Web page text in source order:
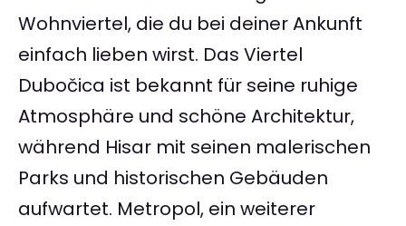
Wohnviertel, die du bei deiner Ankunft
einfach lieben wirst. Das Viertel
Dubočica ist bekannt für seine ruhige
Atmosphäre und schöne Architektur,
während Hisar mit seinen malerischen
Parks und historischen Gebäuden
aufwartet. Metropol, ein weiterer